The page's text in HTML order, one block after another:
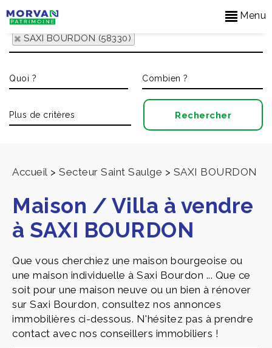
Menu
SAXI BOURDON (58330)
Accueil > Secteur Saint Saulge > SAXI BOURDON
Maison / Villa à vendre
à SAXI BOURDON
Que vous cherchiez une maison bourgeoise ou
une maison individuelle à Saxi Bourdon ... Que ce
soit pour une maison neuve ou un bien à rénover
sur Saxi Bourdon, consultez nos annonces
immobilières ci-dessous. N'hésitez pas à prendre
contact avec nos conseillers immobiliers !